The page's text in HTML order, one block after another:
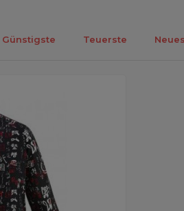
Günstigste Teuerste